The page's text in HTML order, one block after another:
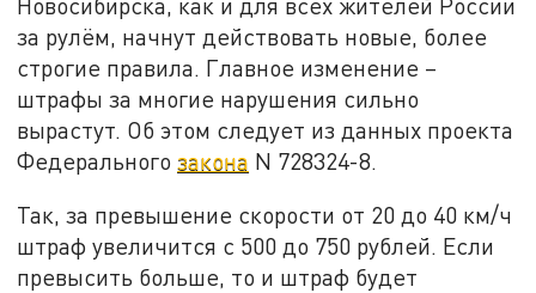
за рулём, начнут действовать новые, более
строгие правила. Главное изменение –
штрафы за многие нарушения сильно
вырастут. Об этом следует из данных проекта
Федеральногозакона N 728324-8.
Так, за превышение скорости от 20 до 40 км/ч
штраф увеличится с 500 до 750 рублей. Если
превысить больше, то и штраф будет